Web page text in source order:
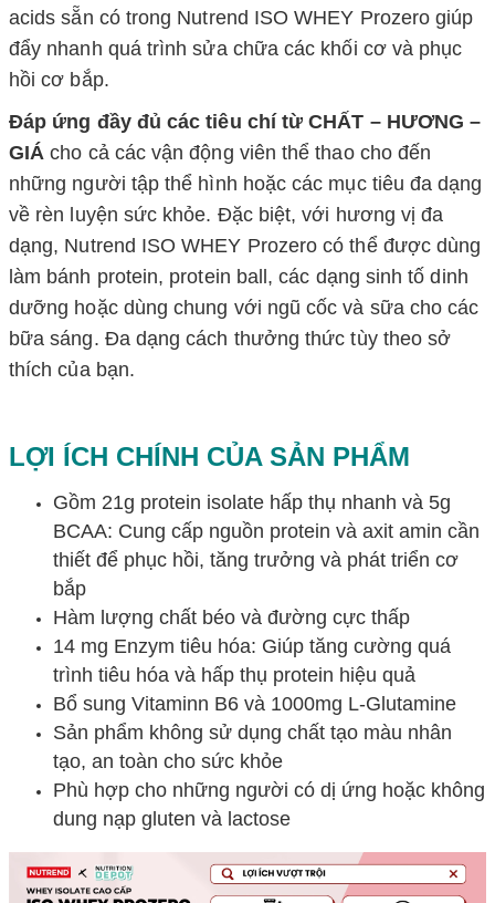
acids sẵn có trong Nutrend ISO WHEY Prozero giúp
đẩy nhanh quá trình sửa chữa các khối cơ và phục
hồi cơ bắp.
Đáp ứng đầy đủ các tiêu chí từ CHẤT – HƯƠNG –
GIÁcho cả các vận động viên thể thao cho đến
những người tập thể hình hoặc các mục tiêu đa dạng
về rèn luyện sức khỏe. Đặc biệt, với hương vị đa
dạng, Nutrend ISO WHEY Prozero có thể được dùng
làm bánh protein, protein ball, các dạng sinh tố dinh
dưỡng hoặc dùng chung với ngũ cốc và sữa cho các
bữa sáng. Đa dạng cách thưởng thức tùy theo sở
thích của bạn.
LỢI ÍCH CHÍNH CỦA SẢN PHẨM
Gồm 21g protein isolate hấp thụ nhanh và 5g
BCAA: Cung cấp nguồn protein và axit amin cần
thiết để phục hồi, tăng trưởng và phát triển cơ
bắp
Hàm lượng chất béo và đường cực thấp
14 mg Enzym tiêu hóa: Giúp tăng cường quá
trình tiêu hóa và hấp thụ protein hiệu quả
Bổ sung Vitaminn B6 và 1000mg L-Glutamine
Sản phẩm không sử dụng chất tạo màu nhân
tạo, an toàn cho sức khỏe
Phù hợp cho những người có dị ứng hoặc không
dung nạp gluten và lactose